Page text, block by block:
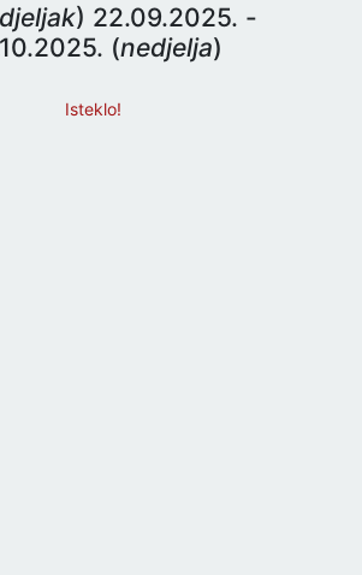
) 22.09.2025. -
(nedjelja)
Isteklo!